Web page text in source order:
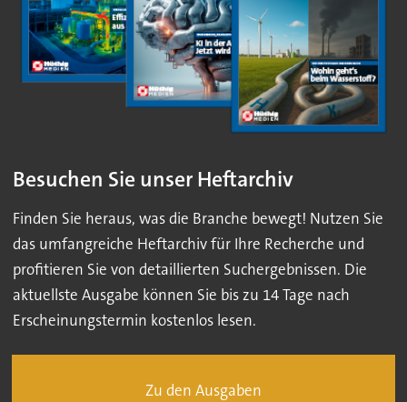
Besuchen Sie unser Heftarchiv
Finden Sie heraus, was die Branche bewegt! Nutzen Sie
das umfangreiche Heftarchiv für Ihre Recherche und
profitieren Sie von detaillierten Suchergebnissen. Die
aktuellste Ausgabe können Sie bis zu 14 Tage nach
Erscheinungstermin kostenlos lesen.
Zu den Ausgaben